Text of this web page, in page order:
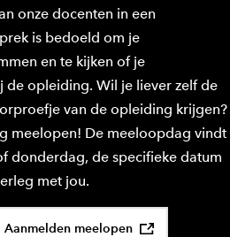
onze docenten in een
is bedoeld om je
en te kijken of je
de opleiding. Wil je liever zelf de
van de opleiding krijgen?
meelopen! De meeloopdag vindt
donderdag, de specifieke datum
met jou.
Aanmelden meelopen